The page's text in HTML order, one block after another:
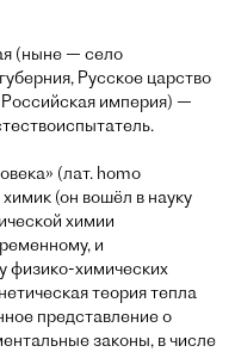
(ныне — село
Русское царство
империя) —
(лат. homo
(он вошёл в науку
химии
и
физико-химических
теория тепла
представление о
законы, в числе